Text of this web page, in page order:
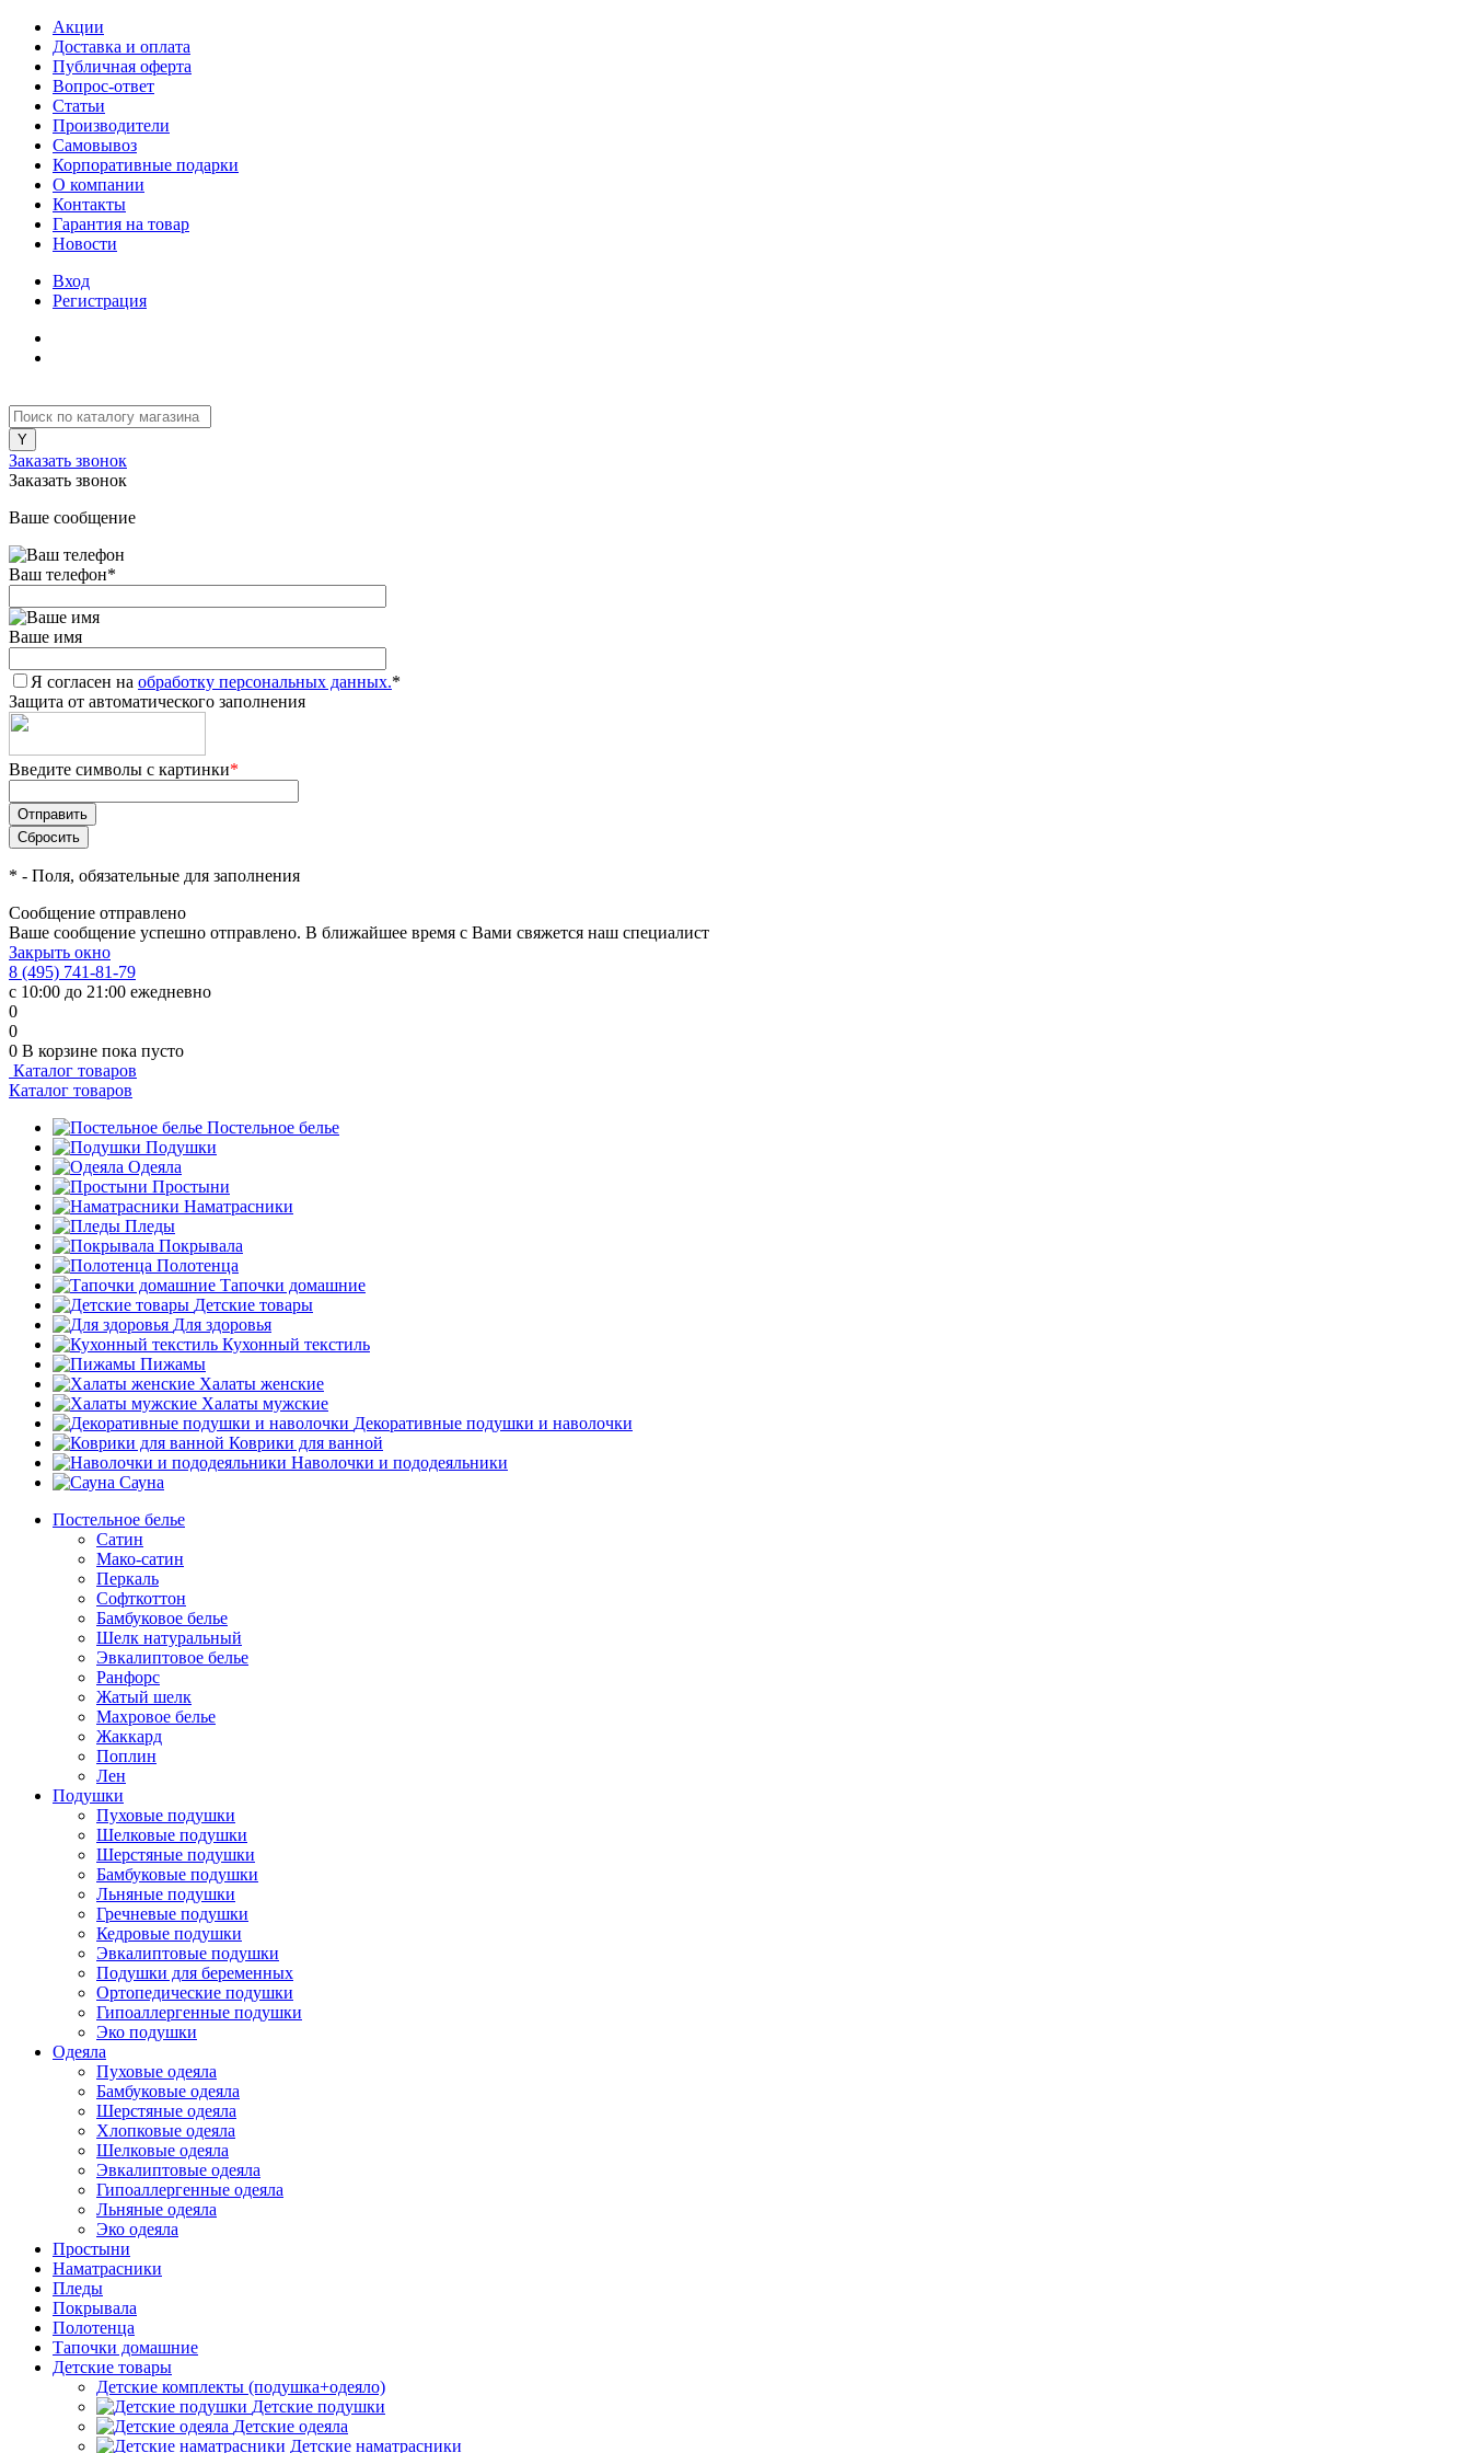
Акции
Доставка и оплата
Публичная оферта
Вопрос-ответ
Статьи
Производители
Самовывоз
Корпоративные подарки
О компании
Контакты
Гарантия на товар
Новости
Вход
Регистрация
Заказать звонок
Заказать звонок
Ваше сообщение
Ваш телефон*
Ваше имя
Я согласен на обработку персональных данных.*
Защита от автоматического заполнения
Введите символы с картинки*
* - Поля, обязательные для заполнения
Сообщение отправлено
Ваше сообщение успешно отправлено. В ближайшее время с Вами свяжется наш специалист
Закрыть окно
8 (495) 741-81-79
с 10:00 до 21:00 ежедневно
0
0
0 В корзине пока пусто
Каталог товаров
Каталог товаров
Постельное белье
Подушки
Одеяла
Простыни
Наматрасники
Пледы
Покрывала
Полотенца
Тапочки домашние
Детские товары
Для здоровья
Кухонный текстиль
Пижамы
Халаты женские
Халаты мужские
Декоративные подушки и наволочки
Коврики для ванной
Наволочки и пододеяльники
Сауна
Постельное белье
Сатин
Мако-сатин
Перкаль
Софткоттон
Бамбуковое белье
Шелк натуральный
Эвкалиптовое белье
Ранфорс
Жатый шелк
Махровое белье
Жаккард
Поплин
Лен
Подушки
Пуховые подушки
Шелковые подушки
Шерстяные подушки
Бамбуковые подушки
Льняные подушки
Гречневые подушки
Кедровые подушки
Эвкалиптовые подушки
Подушки для беременных
Ортопедические подушки
Гипоаллергенные подушки
Эко подушки
Одеяла
Пуховые одеяла
Бамбуковые одеяла
Шерстяные одеяла
Хлопковые одеяла
Шелковые одеяла
Эвкалиптовые одеяла
Гипоаллергенные одеяла
Льняные одеяла
Эко одеяла
Простыни
Наматрасники
Пледы
Покрывала
Полотенца
Тапочки домашние
Детские товары
Детские комплекты (подушка+одеяло)
Детские подушки
Детские одеяла
Детские наматрасники